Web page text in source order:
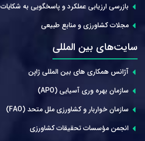
بازرسی ارزیابی عملکرد و پاسخگویی به شکایات
مجلات کشاورزی و منابع طبیعی
سایت‌های بین المللی
آژانس همکاری های بین المللی ژاپن
سازمان بهره وری آسیایی (APO)
سازمان خواربار و کشاورزی ملل متحد (FAO)
انجمن مؤسسات تحقیقات کشاورزی